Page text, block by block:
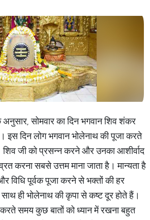
अनुसार, सोमवार का दिन भगवान शिव शंकर
इस दिन लोग भगवान भोलेनाथ की पूजा करते
जी को प्रसन्न करने और उनका आशीर्वाद
करना सबसे उत्तम माना जाता है। मान्यता है
विधि पूर्वक पूजा करने से भक्तों की हर
साथ ही भोलेनाथ की कृपा से कष्ट दूर होते हैं।
समय कुछ बातों को ध्यान में रखना बहुत